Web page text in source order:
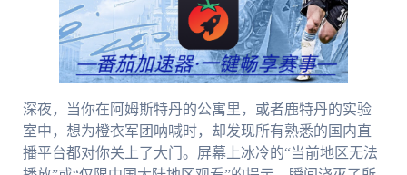
深夜，当你在阿姆斯特丹的公寓里，或者鹿特丹的实验
室中，想为橙衣军团呐喊时，却发现所有熟悉的国内直
播平台都对你关上了大门。屏幕上冰冷的“当前地区无法